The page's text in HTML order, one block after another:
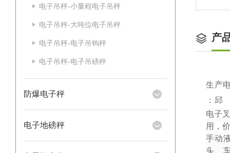
电子吊秤-小量程电子吊秤
电子吊秤-大吨位电子吊秤
电子吊秤-电子吊钩秤
电子吊秤-电子吊磅秤
防爆电子秤
电子地磅秤
产
生产
：邱
电子
用，
手动
头、